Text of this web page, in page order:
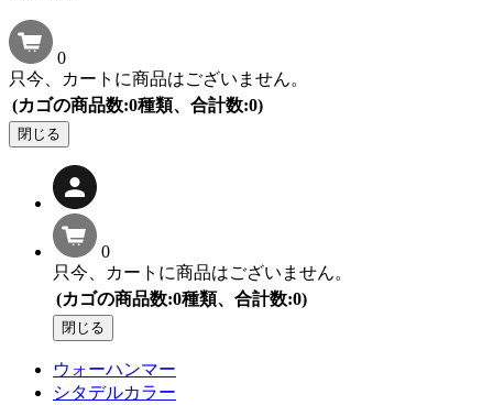
0
只今、カートに商品はございません。
(カゴの商品数:0種類、合計数:0)
閉じる
0
只今、カートに商品はございません。
(カゴの商品数:0種類、合計数:0)
閉じる
ウォーハンマー
シタデルカラー